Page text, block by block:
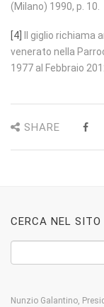
(Milano) 1990, p. 10.
[4]
Il giglio richiama
venerato nella
1977 al Febbraio
SHARE
CERCA NEL SITO
Nunzio Galantino,